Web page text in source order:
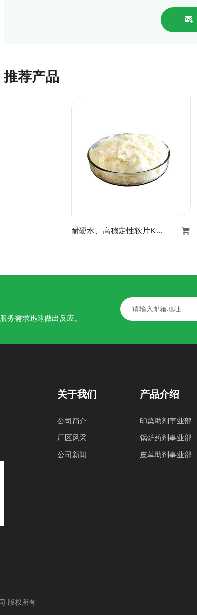
推荐产品
耐硬水、高稳定性软片KR-519
务需求迅速做出反应。
关于我们
公司简介
厂区风采
公司新闻
产品介绍
印染助剂事业部
锅炉药剂事业部
皮革助剂事业部
版权所有